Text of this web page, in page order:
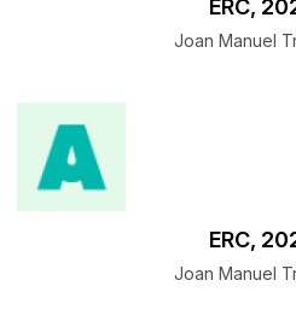
ERC,
Joan Manuel
ERC,
Joan Manuel